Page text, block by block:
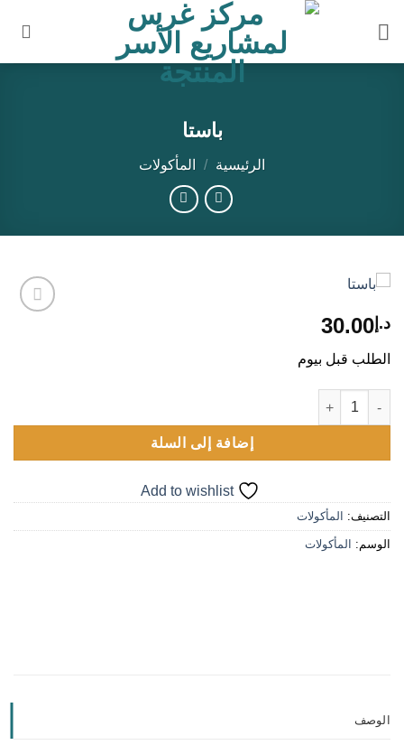
باستا
الرئيسية / المأكولات
د.إ 30.00
الطلب قبل بيوم
كمية باستا
إضافة إلى السلة
Add to wishlist
التصنيف: المأكولات
الوسم: المأكولات
الوصف